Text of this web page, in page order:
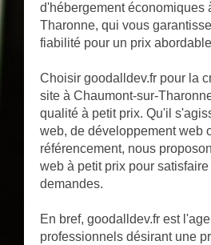
d'hébergement économiques
Tharonne, qui vous
fiabilité pour un prix
Choisir goodalldev.fr pour la
site à Chaumont-sur-
qualité à petit prix. Qu'il
web, de développement web
référencement, nous
web à petit prix pour
demandes.
En bref, goodalldev.fr est
professionnels désirant une